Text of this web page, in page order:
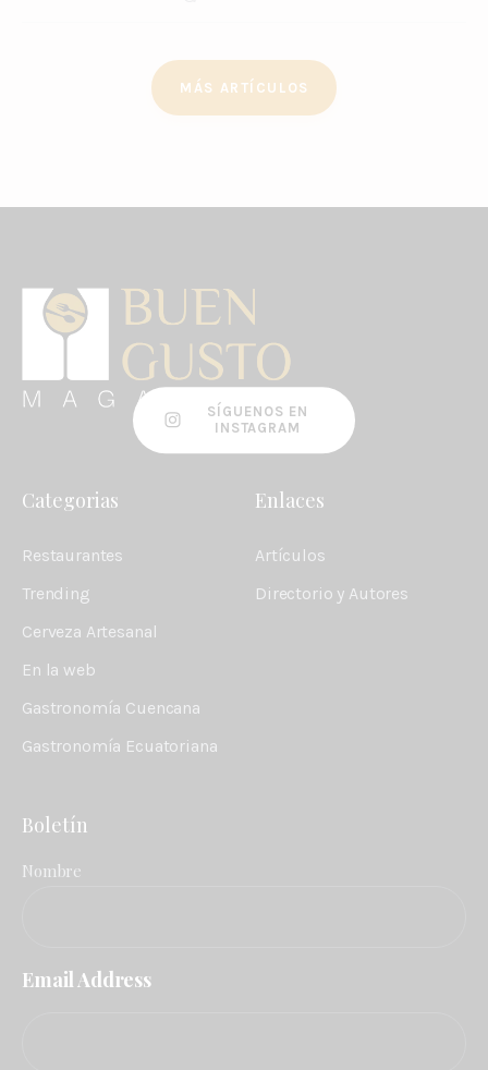
MÁS ARTÍCULOS
SÍGUENOS EN
INSTAGRAM
Categorias
Restaurantes
Trending
Cerveza Artesanal
En la web
Gastronomía Cuencana
Gastronomía Ecuatoriana
Enlaces
Artículos
Directorio y Autores
Boletín
Nombre
Email Address